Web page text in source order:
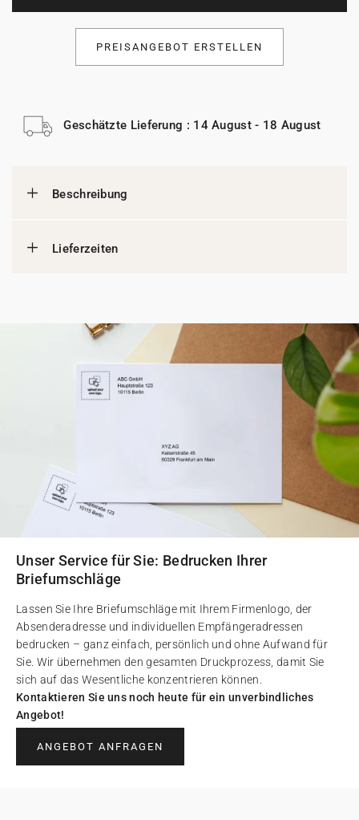
PREISANGEBOT ERSTELLEN
Geschätzte Lieferung : 14 August - 18 August
Beschreibung
Lieferzeiten
Unser Service für Sie: Bedrucken Ihrer
Briefumschläge
Lassen Sie Ihre Briefumschläge mit Ihrem Firmenlogo, der
Absenderadresse und individuellen Empfängeradressen
bedrucken – ganz einfach, persönlich und ohne Aufwand für
Sie. Wir übernehmen den gesamten Druckprozess, damit Sie
sich auf das Wesentliche konzentrieren können.
Kontaktieren Sie uns noch heute für ein unverbindliches
Angebot!
ANGEBOT ANFRAGEN